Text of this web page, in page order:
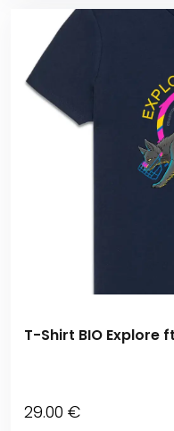
T-Shirt BIO Explore
29.00 €